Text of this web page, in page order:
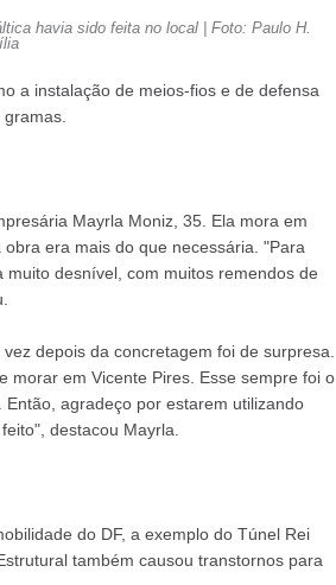
havia sido feita no local | Foto: Paulo H.
a instalação de meios-fios e de defensa
Mayrla Moniz, 35. Ela mora em
era mais do que necessária. "Para
desnível, com muitos remendos de
depois da concretagem foi de surpresa.
morar em Vicente Pires. Esse sempre foi o
agradeço por estarem utilizando
destacou Mayrla.
do DF, a exemplo do Túnel Rei
também causou transtornos para